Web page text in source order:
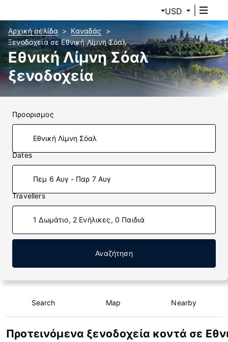
USD
Αρχική σελίδα
Καναδάς
Ξενοδοχεία σε Εθνική Λίμνη Σόαλ
Εθνική Λίμνη Σόαλ
ξενοδοχεία
Προορισμος
Dates
Πεμ 6 Αυγ - Παρ 7 Αυγ
Travellers
1 Δωμάτιο, 2 Ενήλικες, 0 Παιδιά
Αναζήτηση
Search Map Nearby
Προτεινόμενα ξενοδοχεία κοντά σε